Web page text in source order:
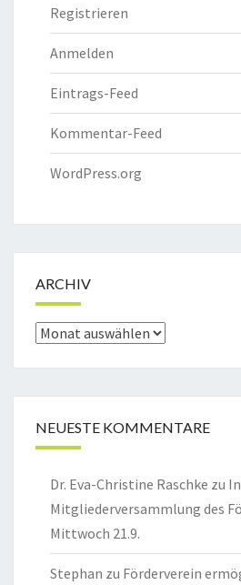
Registrieren
Anmelden
Eintrags-Feed
Kommentar-Feed
WordPress.org
ARCHIV
Archiv
NEUESTE KOMMENTARE
Dr. Eva-Christine Raschke zu
Mitgliederversammlung des
Mittwoch 21.9.
Stephan zu Förderverein